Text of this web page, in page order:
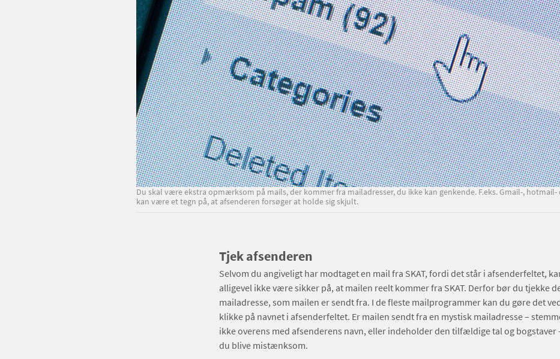
Du skal være ekstra opmærksom på mails, der kommer fra mailadresser, du ikke kan genkende. F.eks. Gmail-,
kan være et tegn på, at afsenderen forsøger at holde sig skjult.
Tjek afsenderen
Selvom du angiveligt har modtaget en mail fra SKAT, fordi det står i afsenderfeltet,
alligevel ikke være sikker på, at mailen reelt kommer fra SKAT. Derfor bør du tjekke
mailadresse, som mailen er sendt fra. I de fleste mailprogrammer kan du gøre det
klikke på navnet i afsenderfeltet. Er mailen sendt fra en mystisk mailadresse –
ikke overens med afsenderens navn, eller indeholder den tilfældige tal og bogstaver
du blive mistænksom.